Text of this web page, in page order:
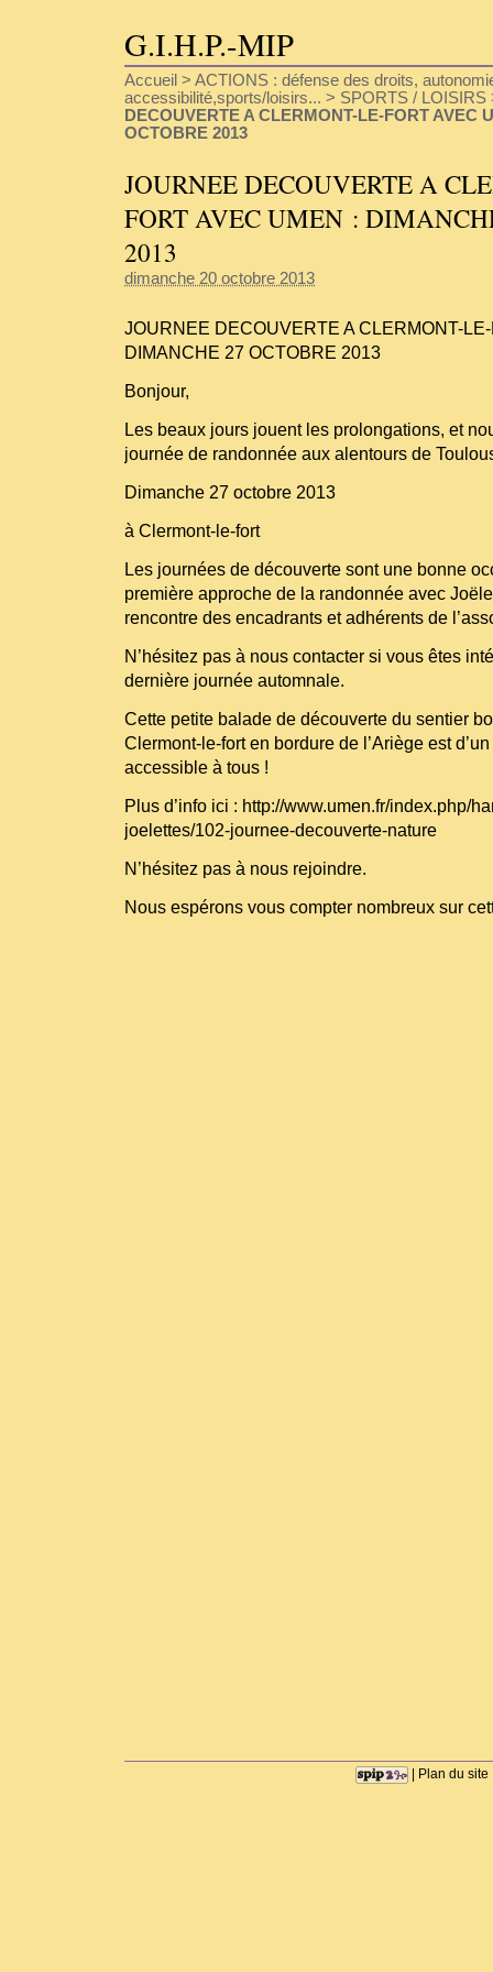
G.I.H.P.-MIP
Accueil > ACTIONS : défense des droits,
accessibilité,sports/loisirs... > SPORTS / LOISIRS
DECOUVERTE A CLERMONT-LE-FORT AVEC
OCTOBRE 2013
JOURNEE DECOUVERTE A
FORT AVEC UMEN :
2013
dimanche 20 octobre 2013
JOURNEE DECOUVERTE A CLERMONT-
DIMANCHE 27 OCTOBRE 2013
Bonjour,
Les beaux jours jouent les prolongations, et
journée de randonnée aux alentours de
Dimanche 27 octobre 2013
à Clermont-le-fort
Les journées de découverte sont une bonne
première approche de la randonnée avec
rencontre des encadrants et adhérents de
N’hésitez pas à nous contacter si vous êtes
dernière journée automnale.
Cette petite balade de découverte du sentier
Clermont-le-fort en bordure de l’Ariège est
accessible à tous !
Plus d’info ici : http://www.umen.fr/index.php/
joelettes/102-journee-decouverte-nature
N’hésitez pas à nous rejoindre.
Nous espérons vous compter nombreux sur
Plan du site